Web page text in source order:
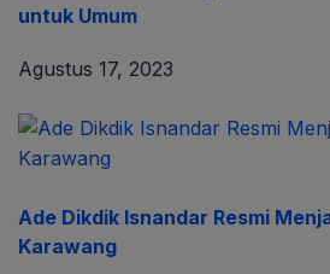
untuk Umum
Agustus 17, 2023
Ade Dikdik Isnandar Resmi
Karawang